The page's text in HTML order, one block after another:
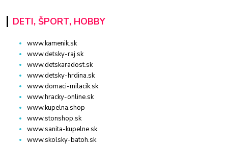
DETI, ŠPORT, HOBBY
www.kamenik.sk
www.detsky-raj.sk
www.detskaradost.sk
www.detsky-hrdina.sk
www.domaci-milacik.sk
www.hracky-online.sk
www.kupelna.shop
www.stonshop.sk
www.sanita-kupelne.sk
www.skolsky-batoh.sk